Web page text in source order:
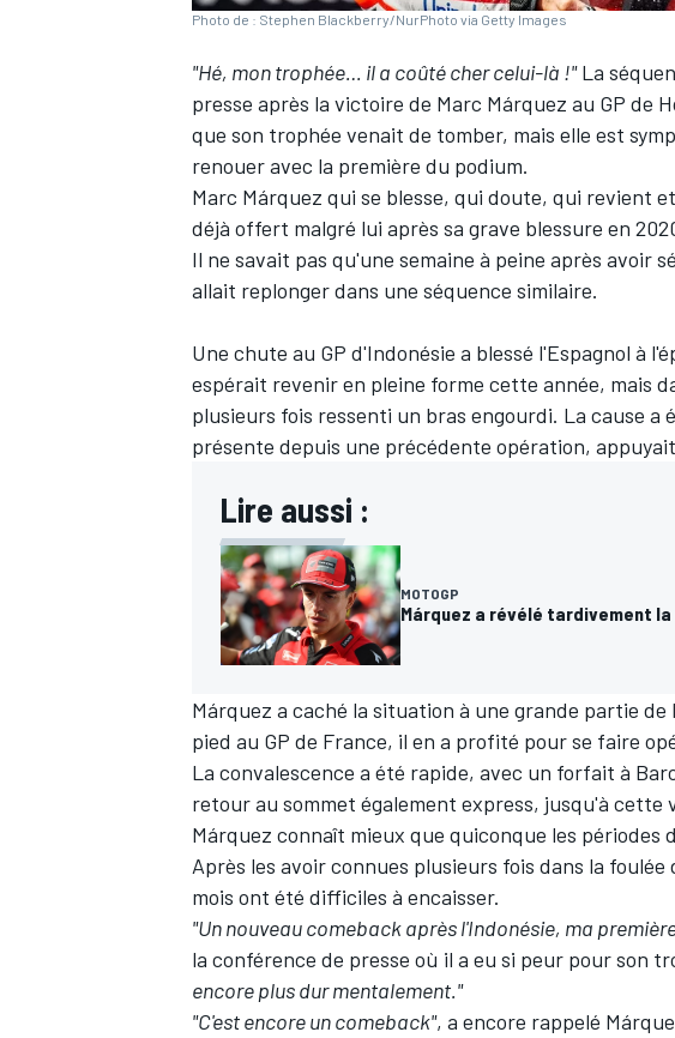
Photo de : Stephen Blackberry/NurPhoto via Getty Images
"Hé, mon trophée… il a coûté cher celui-là !"La
presse après la victoire de Marc Márquez au GP de
que son trophée venait de tomber, mais elle est
renouer avec la première du podium.
Marc Márquez qui se blesse, qui doute, qui revient
déjà offert malgré lui après sa grave blessure en
Il ne savait pas qu'une semaine à peine après avoir
allait replonger dans une séquence similaire.
Une chute au GP d'Indonésie a blessé l'Espagnol à
espérait revenir en pleine forme cette année, mais
plusieurs fois ressenti un bras engourdi. La cause
présente depuis une précédente opération,
Lire aussi :
MOTOGP
Márquez a révélé tardivement
Márquez a caché la situation à une grande partie
pied au GP de France, il en a profité pour se faire
La convalescence a été rapide, avec un forfait à
retour au sommet également express, jusqu'à cette
Márquez connaît mieux que quiconque les périodes
Après les avoir connues plusieurs fois dans la
mois ont été difficiles à encaisser.
"Un nouveau comeback après l'Indonésie, ma
la conférence de presse où il a eu si peur pour son
encore plus dur mentalement."
"C'est encore un comeback", a encore rappelé